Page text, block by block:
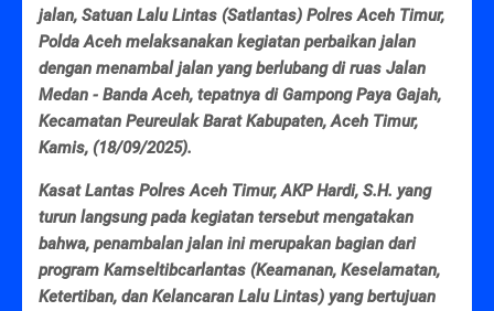
jalan, Satuan Lalu Lintas (Satlantas) Polres Aceh Timur,
Polda Aceh melaksanakan kegiatan perbaikan jalan
dengan menambal jalan yang berlubang di ruas Jalan
Medan - Banda Aceh, tepatnya di Gampong Paya Gajah,
Kecamatan Peureulak Barat Kabupaten, Aceh Timur,
Kamis, (18/09/2025).
Kasat Lantas Polres Aceh Timur, AKP Hardi, S.H. yang
turun langsung pada kegiatan tersebut mengatakan
bahwa, penambalan jalan ini merupakan bagian dari
program Kamseltibcarlantas (Keamanan, Keselamatan,
Ketertiban, dan Kelancaran Lalu Lintas) yang bertujuan